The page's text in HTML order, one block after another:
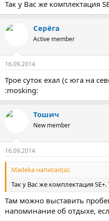
Так у Вас же комплектация
Серёга
Active member
16.09.2014
Трое суток ехал (с юга на
:mosking:
Тошич
New member
16.09.2014
Madeka написал(а):
Так у Вас же комплектация
Там можно выставить
напоминание об отдыхе,